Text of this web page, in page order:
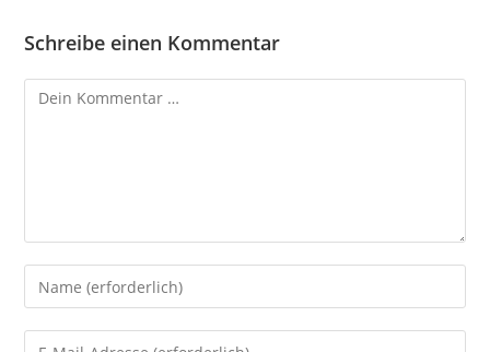
Schreibe einen Kommentar